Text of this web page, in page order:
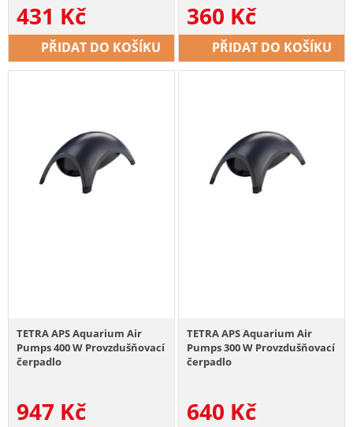
431 Kč
PŘIDAT DO KOŠÍKU
360 Kč
PŘIDAT DO KOŠÍKU
TETRA APS Aquarium Air
Pumps 400 W Provzdušňovací
čerpadlo
947 Kč
TETRA APS Aquarium Air
Pumps 300 W Provzdušňovací
čerpadlo
640 Kč